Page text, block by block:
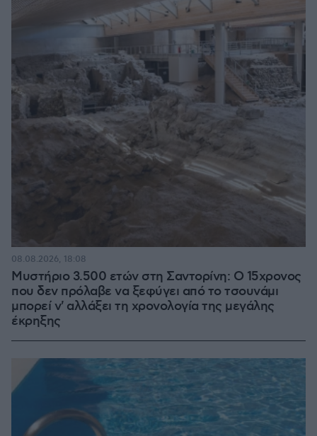
Μυστήριο 3.500 ετών στη Σαντορίνη: Ο 15χρονος
που δεν πρόλαβε να ξεφύγει από το τσουνάμι
μπορεί ν' αλλάξει τη χρονολογία της μεγάλης
έκρηξης
08.08.2026, 18:08